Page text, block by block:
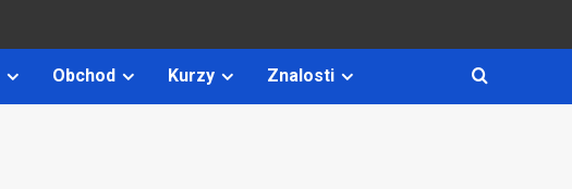
Obchod Kurzy Znalosti